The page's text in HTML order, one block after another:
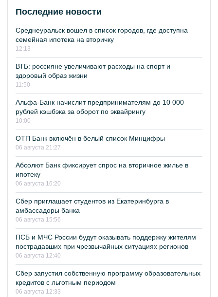
Последние новости
Среднеуральск вошел в список городов, где доступна
семейная ипотека на вторичку
12:13
ВТБ: россияне увеличивают расходы на спорт и
здоровый образ жизни
11:50
Альфа-Банк начислит предпринимателям до 10 000
рублей кэшбэка за оборот по эквайрингу
10:00
ОТП Банк включён в белый список Минцифры
06 августа 21:27
Абсолют Банк фиксирует спрос на вторичное жилье в
ипотеку
06 августа 16:20
Сбер приглашает студентов из Екатеринбурга в
амбассадоры банка
06 августа 15:56
ПСБ и МЧС России будут оказывать поддержку жителям
пострадавших при чрезвычайных ситуациях регионов
06 августа 12:40
Сбер запустил собственную программу образовательных
кредитов с льготным периодом
06 августа 12:33